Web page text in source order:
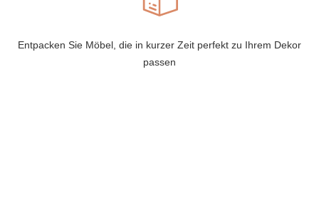
Entpacken Sie Möbel, die in kurzer Zeit perfekt zu Ihrem Dekor
passen